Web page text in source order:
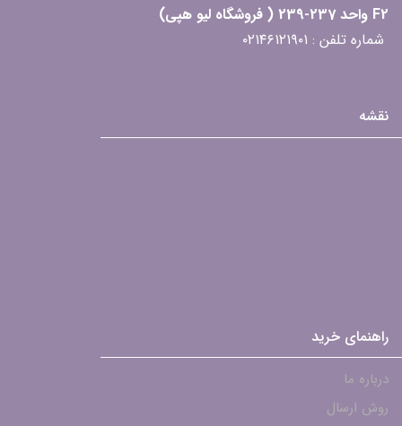
F2 واحد 237-239 ( فروشگاه لیو هپی)
شماره تلفن : ۰۲۱۴۶۱۲۱۹۰۱
نقشه
راهنمای خرید
درباره ما
روش ارسال